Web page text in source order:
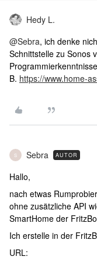
Hedy L.
@Sebra, ich denke
Schnittstelle zu Sonos
B. https://www.home-
S Sebra AUTOR
Hallo,
nach etwas
ohne zusätzliche API
SmartHome der
Ich erstelle in der
URL: